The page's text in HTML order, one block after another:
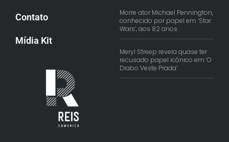
Contato
Mídia Kit
Morre ator Michael Pennington,
conhecido por papel em ‘Star
Wars’, aos 82 anos
Meryl Streep revela quase ter
recusado papel icônico em ‘O
Diabo Veste Prada’